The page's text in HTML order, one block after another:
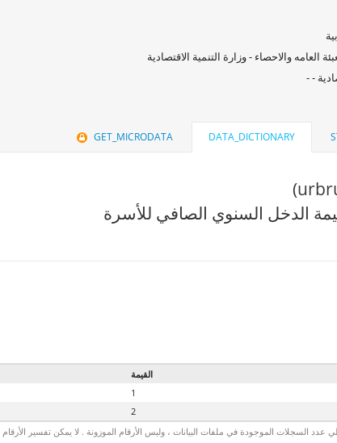
العامه والاحصاء - وزارة التنمية الاقتصادية
- -
DATA_DICTIONARY
GET_MICRODATA
القيمة
1
2
السجلات الموجودة في ملفات البيانات ، وليس الأرقام الموزونة . لا يمكن تفسير الأرقام